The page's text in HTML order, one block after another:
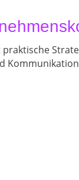
praktische